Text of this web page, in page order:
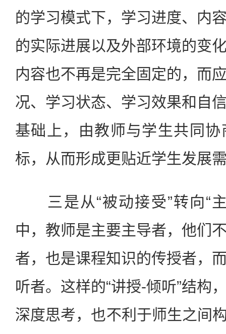
的学习模式下，学习进度、内
的实际进展以及外部环境的变
内容也不再是完全固定的，而
况、学习状态、学习效果和自
基础上，由教师与学生共同
标，从而形成更贴近学生发展
三是从“被动接受”转向“主
中，教师是主要主导者，他们
者，也是课程知识的传授者，
听者。这样的“讲授-倾听”结构
深度思考，也不利于师生之间